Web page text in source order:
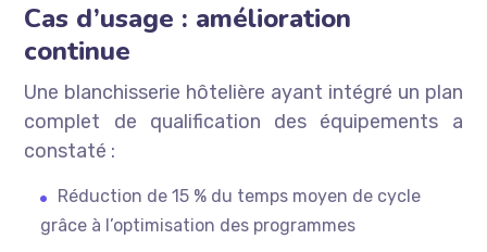
Cas d’usage : amélioration
continue
Une blanchisserie hôtelière ayant intégré un plan
complet de qualification des équipements a
constaté :
Réduction de 15 % du temps moyen de cycle
grâce à l’optimisation des programmes